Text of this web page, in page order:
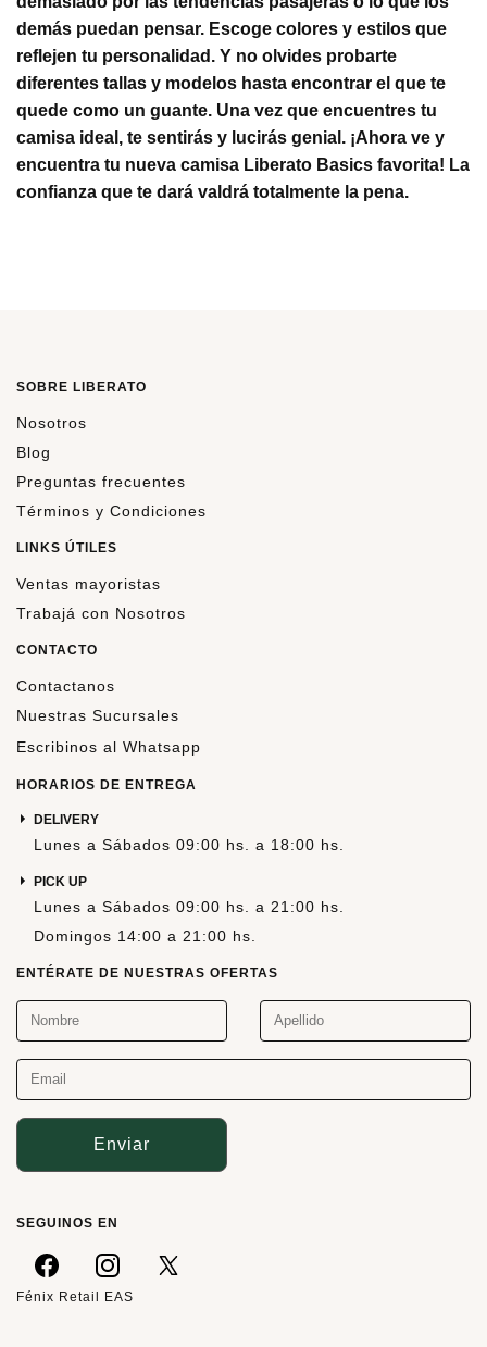
demás puedan pensar. Escoge colores y estilos que
reflejen tu personalidad. Y no olvides probarte
diferentes tallas y modelos hasta encontrar el que te
quede como un guante. Una vez que encuentres tu
camisa ideal, te sentirás y lucirás genial. ¡Ahora ve y
encuentra tu nueva camisa Liberato Basics favorita! La
confianza que te dará valdrá totalmente la pena.
SOBRE LIBERATO
Nosotros
Blog
Preguntas frecuentes
Términos y Condiciones
LINKS ÚTILES
Ventas mayoristas
Trabajá con Nosotros
CONTACTO
Contactanos
Nuestras Sucursales
Escribinos al Whatsapp
HORARIOS DE ENTREGA
DELIVERY
Lunes a Sábados 09:00 hs. a 18:00 hs.
PICK UP
Lunes a Sábados 09:00 hs. a 21:00 hs.
Domingos 14:00 a 21:00 hs.
ENTÉRATE DE NUESTRAS OFERTAS
Enviar
SEGUINOS EN
Fénix Retail EAS